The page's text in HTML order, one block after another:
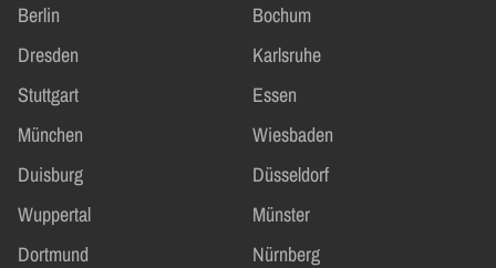
Berlin
Bochum
Dresden
Karlsruhe
Stuttgart
Essen
München
Wiesbaden
Duisburg
Düsseldorf
Wuppertal
Münster
Dortmund
Nürnberg